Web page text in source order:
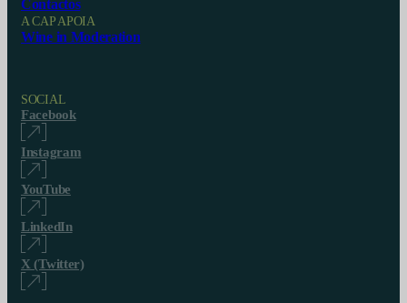
Contactos
A CAP APOIA
Wine in Moderation
SOCIAL
Facebook
Instagram
YouTube
LinkedIn
X (Twitter)